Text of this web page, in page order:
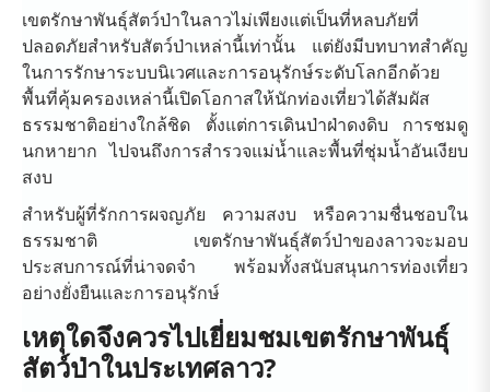
เขตรักษาพันธุ์สัตว์ป่าในลาวไม่เพียงแต่เป็นที่หลบภัยที่
ปลอดภัยสำหรับสัตว์ป่าเหล่านี้เท่านั้น แต่ยังมีบทบาทสำคัญ
ในการรักษาระบบนิเวศและการอนุรักษ์ระดับโลกอีกด้วย
พื้นที่คุ้มครองเหล่านี้เปิดโอกาสให้นักท่องเที่ยวได้สัมผัส
ธรรมชาติอย่างใกล้ชิด ตั้งแต่การเดินป่าฝ่าดงดิบ การชมดู
นกหายาก ไปจนถึงการสำรวจแม่น้ำและพื้นที่ชุ่มน้ำอันเงียบ
สงบ
สำหรับผู้ที่รักการผจญภัย ความสงบ หรือความชื่นชอบใน
ธรรมชาติ เขตรักษาพันธุ์สัตว์ป่าของลาวจะมอบ
ประสบการณ์ที่น่าจดจำ พร้อมทั้งสนับสนุนการท่องเที่ยว
อย่างยั่งยืนและการอนุรักษ์
เหตุใดจึงควรไปเยี่ยมชมเขตรักษาพันธุ์
สัตว์ป่าในประเทศลาว?